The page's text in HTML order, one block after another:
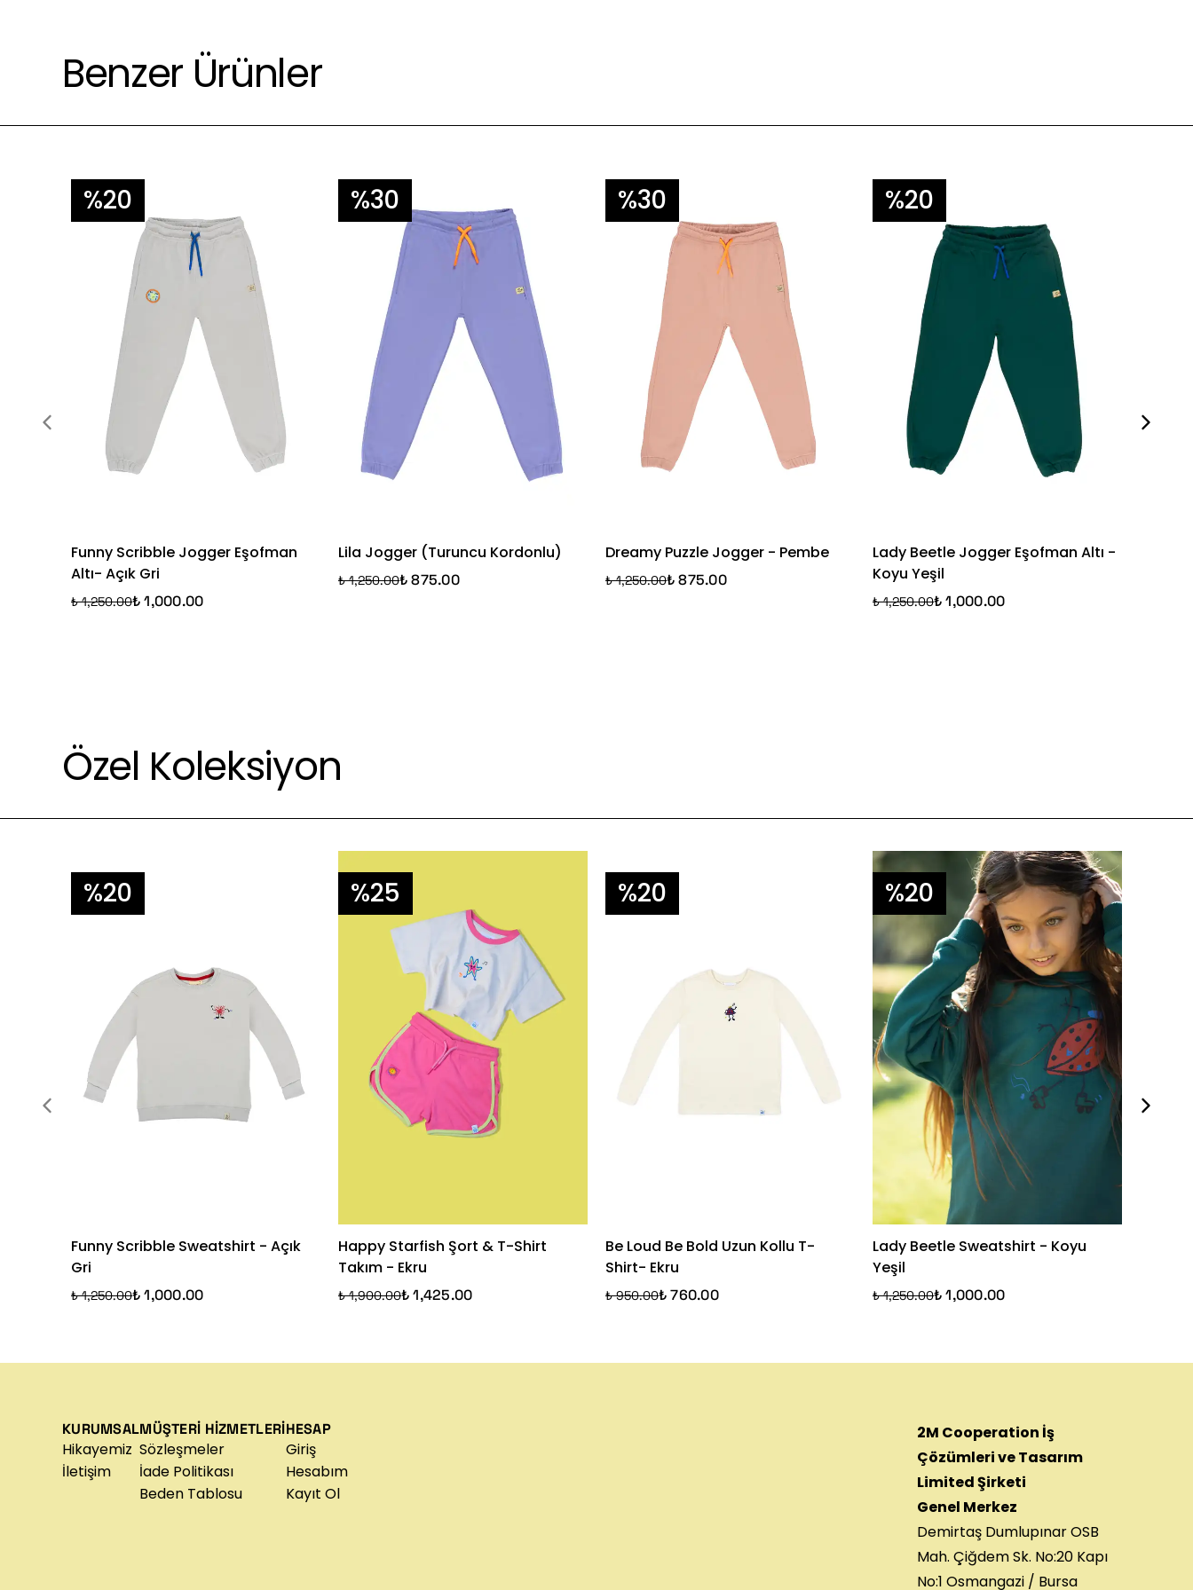
Benzer Ürünler
%20
Funny Scribble Jogger Eşofman
Altı- Açık Gri
₺ 1,250.00₺ 1,000.00
%30
Lila Jogger (Turuncu Kordonlu)
₺ 1,250.00₺ 875.00
%30
Dreamy Puzzle Jogger - Pembe
₺ 1,250.00₺ 875.00
%20
Lady Beetle Jogger Eşofman Altı -
Koyu Yeşil
₺ 1,250.00₺ 1,000.00
Özel Koleksiyon
%20
Funny Scribble Sweatshirt - Açık
Gri
₺ 1,250.00₺ 1,000.00
%25
Happy Starfish Şort & T-Shirt
Takım - Ekru
₺ 1,900.00₺ 1,425.00
%20
Be Loud Be Bold Uzun Kollu T-
Shirt- Ekru
₺ 950.00₺ 760.00
%20
Lady Beetle Sweatshirt - Koyu
Yeşil
₺ 1,250.00₺ 1,000.00
KURUMSAL
Hikayemiz
İletişim
MÜŞTERİ HİZMETLERİ
Sözleşmeler
İade Politikası
Beden Tablosu
HESAP
Giriş
Hesabım
Kayıt Ol
2M Cooperation İş
Çözümleri ve Tasarım
Limited Şirketi
Genel Merkez
Demirtaş Dumlupınar OSB
Mah. Çiğdem Sk. No:20 Kapı
No:1 Osmangazi / Bursa